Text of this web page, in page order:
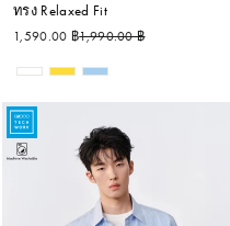
ทรง Relaxed Fit
1,590.00 ฿ราคาปกติ
1,990.00 ฿